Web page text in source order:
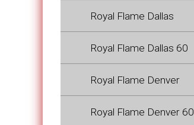
Royal Flame Dallas
Royal Flame Dallas 60
Royal Flame Denver
Royal Flame Denver 60